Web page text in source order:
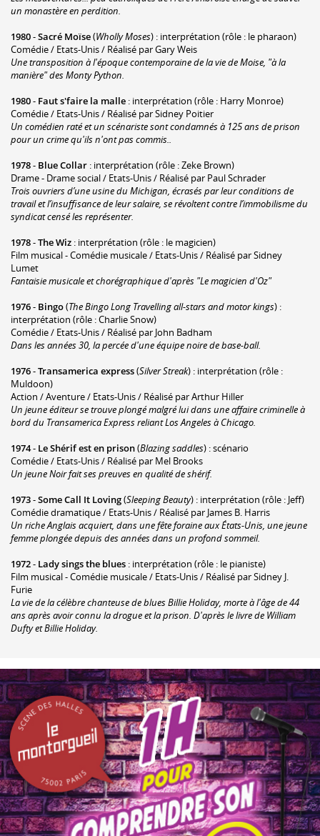
un monastère en perdition.
1980-Sacré Moïse(Wholly Moses) : interprétation (rôle : le pharaon)
Comédie / Etats-Unis / Réalisé par Gary Weis
Une transposition à l'époque contemporaine de la vie de Moise, "à la
manière" des Monty Python.
1980- Faut s'faire la malle : interprétation (rôle : Harry Monroe)
Comédie / Etats-Unis / Réalisé par Sidney Poitier
Un comédien raté et un scénariste sont condamnés à 125 ans de prison
pour un crime qu'ils n'ont pas commis..
1978- Blue Collar : interprétation (rôle : Zeke Brown)
Drame - Drame social / Etats-Unis / Réalisé par Paul Schrader
Trois ouvriers d’une usine du Michigan, écrasés par leur conditions de
travail et l’insuffisance de leur salaire, se révoltent contre l’immobilisme du
syndicat censé les représenter.
1978-The Wiz : interprétation (rôle : le magicien)
Film musical - Comédie musicale / Etats-Unis / Réalisé par Sidney
Lumet
Fantaisie musicale et chorégraphique d'après "Le magicien d'Oz"
1976- Bingo(The Bingo Long Travelling all-stars and motor kings) :
interprétation (rôle : Charlie Snow)
Comédie / Etats-Unis / Réalisé par John Badham
Dans les années 30, la percée d'une équipe noire de base-ball.
1976-Transamerica express(Silver Streak) : interprétation (rôle :
Muldoon)
Action / Aventure / Etats-Unis / Réalisé par Arthur Hiller
Un jeune éditeur se trouve plongé malgré lui dans une affaire criminelle à
bord du Transamerica Express reliant Los Angeles à Chicago.
1974- Le Shérif est en prison(Blazing saddles) : scénario
Comédie / Etats-Unis / Réalisé par Mel Brooks
Un jeune Noir fait ses preuves en qualité de shérif.
1973-Some Call It Loving(Sleeping Beauty) : interprétation (rôle : Jeff)
Comédie dramatique / Etats-Unis / Réalisé par James B. Harris
Un riche Anglais acquiert, dans une fête foraine aux États-Unis, une jeune
femme plongée depuis des années dans un profond sommeil.
1972- Lady sings the blues : interprétation (rôle : le pianiste)
Film musical - Comédie musicale / Etats-Unis / Réalisé par Sidney J.
Furie
La vie de la célèbre chanteuse de blues Billie Holiday, morte à l'âge de 44
ans après avoir connu la drogue et la prison. D'après le livre de William
Dufty et Billie Holiday.